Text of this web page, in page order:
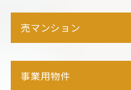
売マンション
事業用物件